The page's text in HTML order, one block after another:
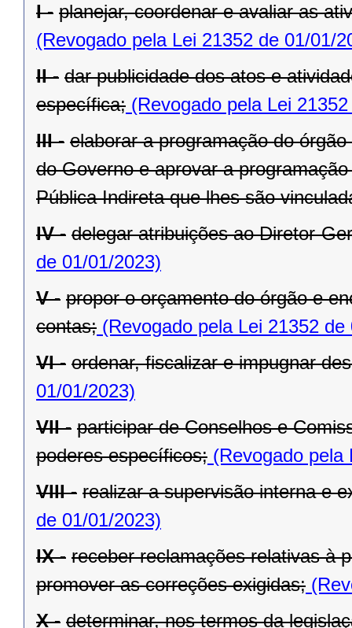
I - planejar, coordenar e avaliar as
(Revogado pela Lei 21352 de 01/01/
II - dar publicidade dos atos e
específica; (Revogado pela Lei
III - elaborar a programação do
do Governo e aprovar a
Pública Indireta que lhes são
IV - delegar atribuições ao Diretor-
de 01/01/2023)
V - propor o orçamento do órgão e
contas; (Revogado pela Lei 21352 de
VI - ordenar, fiscalizar e impugnar
01/01/2023)
VII - participar de Conselhos e
poderes específicos; (Revogado pela
VIII - realizar a supervisão interna e
de 01/01/2023)
IX - receber reclamações relativas à
promover as correções exigidas;
X - determinar, nos termos da